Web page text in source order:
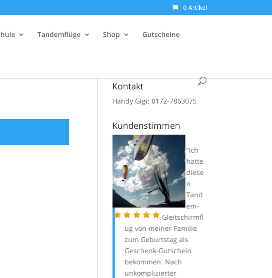
0-Artikel
Tandemflüge Shop Gutscheine
Kontakt
Handy Gigi: 0172-7863075
Kundenstimmen
Ich
hatte
diese
n
Tand
em-
Gleitschirmfl
ug von meiner Familie
zum Geburtstag als
Geschenk-Gutschein
bekommen. Nach
unkomplizierter